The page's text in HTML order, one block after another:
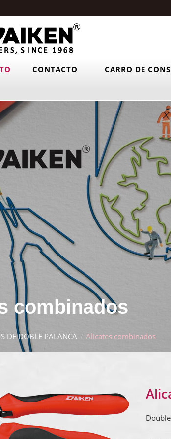
CONTACTO CARRO DE
combinados
DE DOBLE PALANCA Alicates combinados